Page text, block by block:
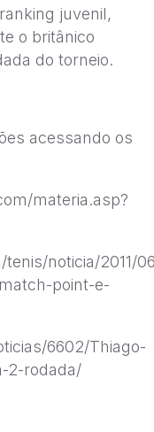
juvenil,
o britânico
do torneio.
acessando os
materia.asp?
noticia/2011/
point-e-
6602/Thiago-
2-rodada/